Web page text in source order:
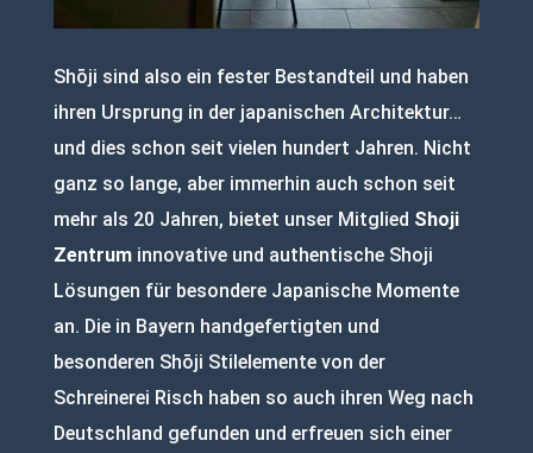
Shōji sind also ein fester Bestandteil und haben
ihren Ursprung in der japanischen Architektur…
und dies schon seit vielen hundert Jahren. Nicht
ganz so lange, aber immerhin auch schon seit
mehr als 20 Jahren, bietet unser Mitglied Shoji
Zentruminnovative und authentische Shoji
Lösungen für besondere Japanische Momente
an. Die in Bayern handgefertigten und
besonderen Shōji Stilelemente von der
Schreinerei Risch haben so auch ihren Weg nach
Deutschland gefunden und erfreuen sich einer